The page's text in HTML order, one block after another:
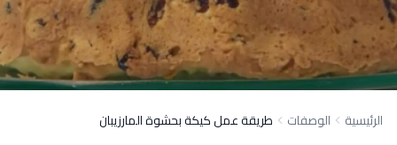
الرئيسية الوصفات طريقة عمل كيكة بحشوة المارزيبان